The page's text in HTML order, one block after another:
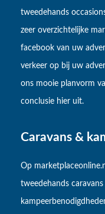
tweedehands
zeer overzichtelijke
facebook van uw
verkeer op bij uw
ons mooie planvorm
conclusie hier uit.
Caravans &
Op
tweedehands